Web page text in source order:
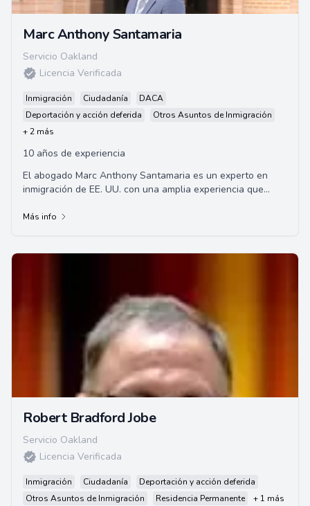
Marc Anthony Santamaria
Servicio Oakland
Licencia Verificada
Inmigración Ciudadanía
DACA
Deportación y acción deferida
Otros Asuntos de Inmigración
+ 2 más
10 años de experiencia
El abogado Marc Anthony Santamaria es un experto en
inmigración de EE. UU. con una amplia experiencia que
Más info
Robert Bradford Jobe
Servicio Oakland
Licencia Verificada
Inmigración Ciudadanía
Deportación y acción deferida
Otros Asuntos de Inmigración
Residencia Permanente + 1 más